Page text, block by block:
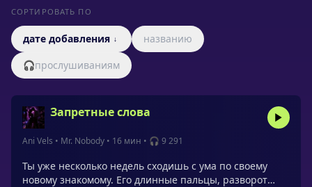
СОРТИРОВАТЬ ПО
дате добавления ↓
названию
🎧прослушиваниям
Запретные слова
Ani Vels • Mr. Nobody • 16 мин • 🎧 9 291
Ты уже несколько недель сходишь с ума по своему
новому знакомому. Его длинные пальцы, разворот